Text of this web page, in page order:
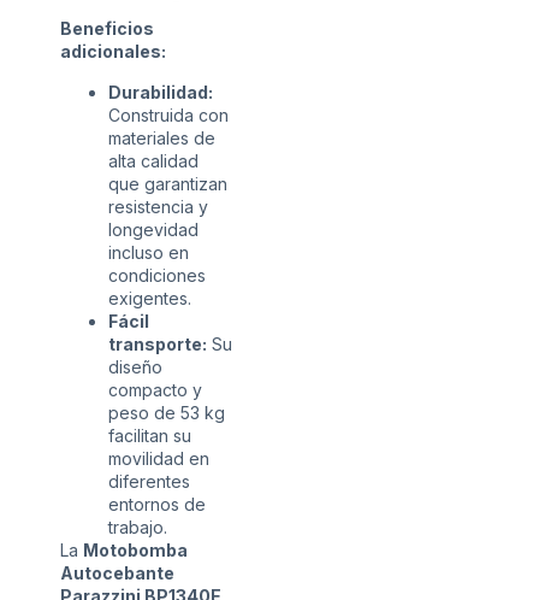
Beneficios
adicionales:
Durabilidad:
Construida con
materiales de
alta calidad
que garantizan
resistencia y
longevidad
incluso en
condiciones
exigentes.
Fácil
transporte: Su
diseño
compacto y
peso de 53 kg
facilitan su
movilidad en
diferentes
entornos de
trabajo.
La Motobomba
Autocebante
Parazzini BP1340E